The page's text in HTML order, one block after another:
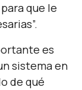
que le
”.
es
sistema en
de qué